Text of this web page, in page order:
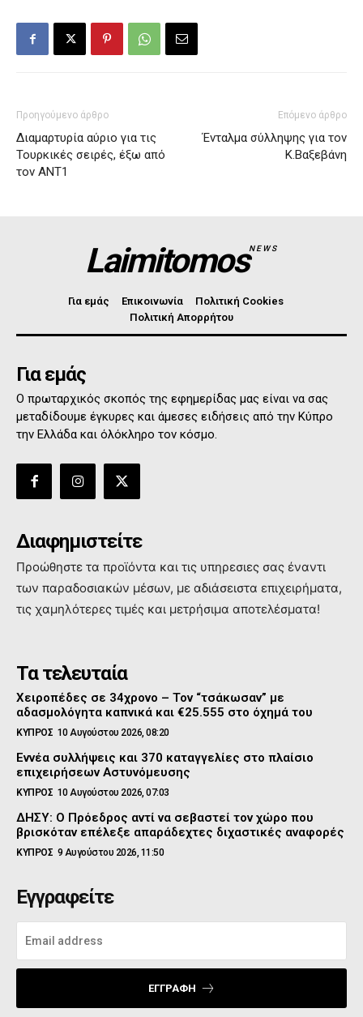
Προηγούμενο άρθρο
Διαμαρτυρία αύριο για τις
Τουρκικές σειρές, έξω από
τον ΑΝΤ1
Επόμενο άρθρο
Ένταλμα σύλληψης για τον
Κ.Βαξεβάνη
LaimitomosNEWS
Για εμάς Επικοινωνία
Πολιτική Cookies
Πολιτική Απορρήτου
Για εμάς
Ο πρωταρχικός σκοπός της εφημερίδας μας είναι να σας
μεταδίδουμε έγκυρες και άμεσες ειδήσεις από την Κύπρο
την Ελλάδα και όλόκληρο τον κόσμο.
Διαφημιστείτε
Προώθηστε τα προϊόντα και τις υπηρεσιες σας έναντι
των παραδοσιακών μέσων, με αδιάσειστα επιχειρήματα,
τις χαμηλότερες τιμές και μετρήσιμα αποτελέσματα!
Τα τελευταία
Χειροπέδες σε 34χρονο – Τον “τσάκωσαν” με
αδασμολόγητα καπνικά και €25.555 στο όχημά του
ΚΥΠΡΟΣ 10 Αυγούστου 2026, 08:20
Εννέα συλλήψεις και 370 καταγγελίες στο πλαίσιο
επιχειρήσεων Αστυνόμευσης
ΚΥΠΡΟΣ 10 Αυγούστου 2026, 07:03
ΔΗΣΥ: Ο Πρόεδρος αντί να σεβαστεί τον χώρο που
βρισκόταν επέλεξε απαράδεχτες διχαστικές αναφορές
ΚΥΠΡΟΣ 9 Αυγούστου 2026, 11:50
Εγγραφείτε
ΕΓΓΡΑΦΉ